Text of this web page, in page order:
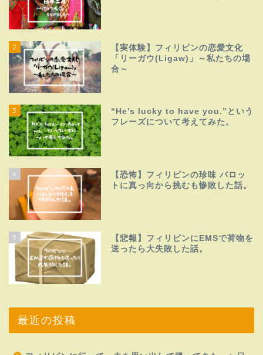
2
【実体験】フィリピンの恋愛文化
「リーガウ(Ligaw)」～私たちの場
合～
3
“He’s lucky to have you.”という
フレーズについて考えてみた。
4
【恐怖】フィリピンの珍味 バロッ
トに真っ向から挑むも惨敗した話。
5
【悲報】フィリピンにEMSで荷物を
送ったら大失敗した話。
最近の投稿